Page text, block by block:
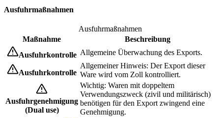
Ausfuhrmaßnahmen
Ausfuhrmaßnahmen
Maßnahme
Beschreibung
Ausfuhrkontrolle Allgemeine Überwachung des Exports.
Ausfuhrkontrolle
Allgemeiner Hinweis: Der Export dieser
Ware wird vom Zoll kontrolliert.
Ausfuhrgenehmigung
(Dual use)
Wichtig: Waren mit doppeltem
Verwendungszweck (zivil und militärisch)
benötigen für den Export zwingend eine
Genehmigung.